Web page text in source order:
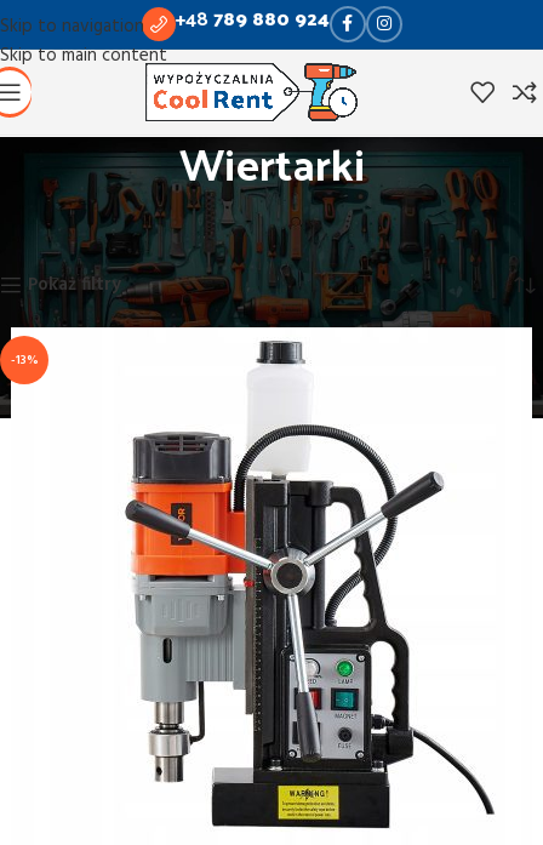
Skip to navigation
Skip to main content
+48789 880 924
Wiertarki
Strona główna Wiercenie i kucie Wiertarki
Wyświetlanie wszystkich wyników: 3
Pokaż filtry
-13%